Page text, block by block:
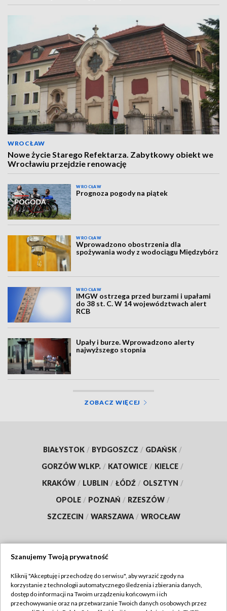
WROCŁAW
Nowe życie Starego Refektarza. Zabytkowy obiekt we
Wrocławiu przejdzie renowację
WROCŁAW
Prognoza pogody na piątek
WROCŁAW
Wprowadzono obostrzenia dla
spożywania wody z wodociągu Międzybórz
WROCŁAW
IMGW ostrzega przed burzami i upałami
do 38 st. C. W 14 województwach alert
RCB
Upały i burze. Wprowadzono alerty
najwyższego stopnia
ZOBACZ WIĘCEJ
BIAŁYSTOK / BYDGOSZCZ / GDAŃSK /
GORZÓW WLKP. / KATOWICE / KIELCE /
KRAKÓW / LUBLIN / ŁÓDŹ / OLSZTYN /
OPOLE / POZNAŃ / RZESZÓW /
SZCZECIN / WARSZAWA / WROCŁAW
TVP
Abonament TVP
Regulamin TVP
Szanujemy Twoją prywatność
Kliknij "Akceptuję i przechodzę do serwisu", aby wyrazić zgody na
korzystanie z technologii automatycznego śledzenia i zbierania danych,
dostęp do informacji na Twoim urządzeniu końcowym i ich
przechowywanie oraz na przetwarzanie Twoich danych osobowych przez